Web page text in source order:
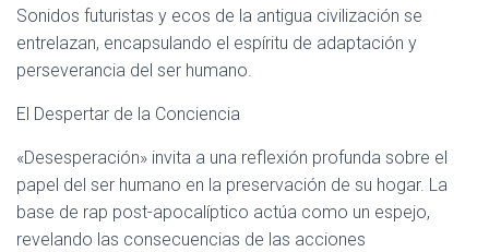
Sonidos futuristas y ecos de la antigua civilización se
entrelazan, encapsulando el espíritu de adaptación y
perseverancia del ser humano.
El Despertar de la Conciencia
«Desesperación» invita a una reflexión profunda sobre el
papel del ser humano en la preservación de su hogar. La
base de rap post-apocalíptico actúa como un espejo,
revelando las consecuencias de las acciones